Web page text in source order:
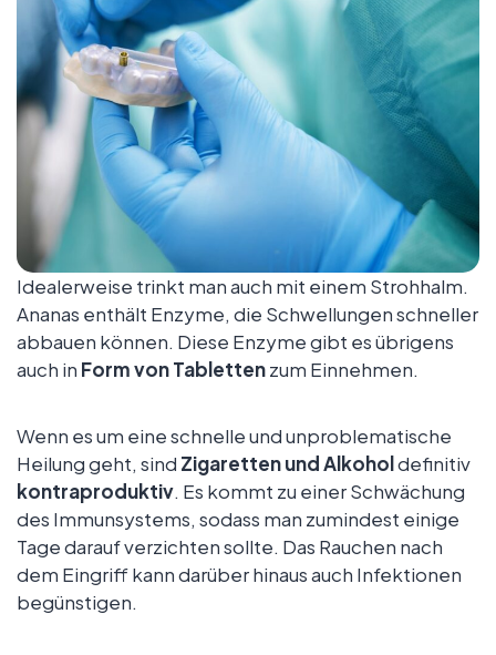
Idealerweise trinkt man auch mit einem Strohhalm.
Ananas enthält Enzyme, die Schwellungen schneller
abbauen können. Diese Enzyme gibt es übrigens
auch in Form von Tablettenzum Einnehmen.
Wenn es um eine schnelle und unproblematische
Heilung geht, sind Zigaretten und Alkoholdefinitiv
kontraproduktiv. Es kommt zu einer Schwächung
des Immunsystems, sodass man zumindest einige
Tage darauf verzichten sollte. Das Rauchen nach
dem Eingriff kann darüber hinaus auch Infektionen
begünstigen.